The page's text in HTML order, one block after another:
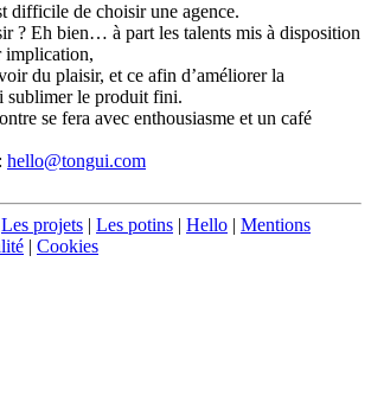
difficile de choisir une agence.
? Eh bien… à part les talents mis à disposition
implication,
du plaisir, et ce afin d’améliorer la
sublimer le produit fini.
se fera avec enthousiasme et un café
hello@tongui.com
Les projets | Les potins | Hello | Mentions
| Cookies